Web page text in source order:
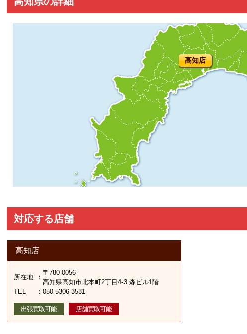
高知店
対応する店舗
高知店
所在地 ：
〒780-0056
高知県高知市北本町2丁目4-3 森ビル1階
TEL
： 050-5306-3531
出張買取可能 店舗買取可能